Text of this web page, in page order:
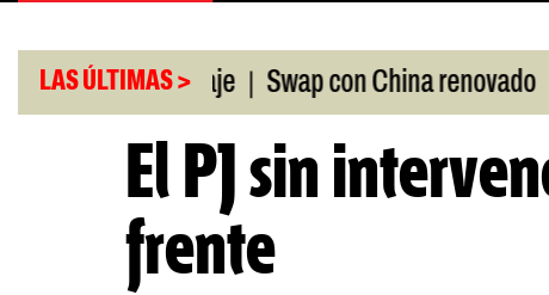
LAS ÚLTIMAS >
ANDIS, a peritaje Swap con China renovado |
El PJ sin
frente